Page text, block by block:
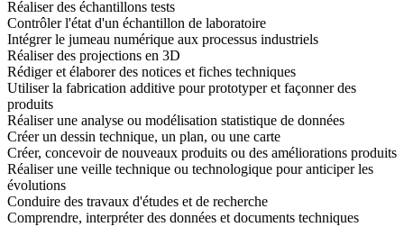
Réaliser des échantillons tests
Contrôler l'état d'un échantillon de laboratoire
Intégrer le jumeau numérique aux processus industriels
Réaliser des projections en 3D
Rédiger et élaborer des notices et fiches techniques
Utiliser la fabrication additive pour prototyper et façonner des
produits
Réaliser une analyse ou modélisation statistique de données
Créer un dessin technique, un plan, ou une carte
Créer, concevoir de nouveaux produits ou des améliorations produits
Réaliser une veille technique ou technologique pour anticiper les
évolutions
Conduire des travaux d'études et de recherche
Comprendre, interpréter des données et documents techniques